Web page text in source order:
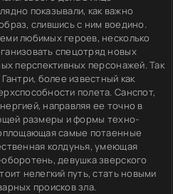
показывали, как важно
слившись с ним воедино.
любимых героев, несколько
спецотряд новых
перспективных персонажей. Так
более известный как
полета. Санспот,
направляя ее точно в
размеры и формы техно-
самые потаенные
колдунья, умеющая
девушка зверского
нелегкий путь, стать новыми
происков зла.